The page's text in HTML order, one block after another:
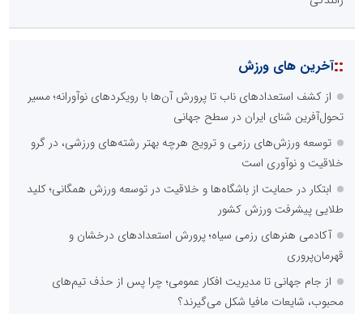
::آخرین های ورزش
از کشف استعدادهای ناب تا پرورش آن‌ها با رویکردهای نوآورانه؛ مسیر
تحول‌آفرین شنای ایران در سطح جهانی
توسعه ورزش‌های رزمی و ترویج هرچه بهتر رشته‌های ورزشی، در گرو
خلاقیت و نوآوری است
ابتکار در حمایت از باشگاه‌ها و خلاقیت در توسعه ورزش همگانی؛ کلید
طلایی پیشرفت ورزش کشور
آکادمی هنرهای رزمی سیاه؛ پرورش استعدادهای درخشان و
قهرمان‌پروری
از جام جهانی تا مدیریت افکار عمومی؛ چرا پس از حذف تیم‌های
محبوب، شایعات مافیا شکل می‌گیرند؟